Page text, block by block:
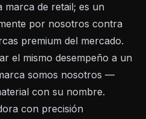
marca de retail; es un
por nosotros contra
premium del mercado.
el mismo desempeño a un
somos nosotros —
con su nombre.
con precisión